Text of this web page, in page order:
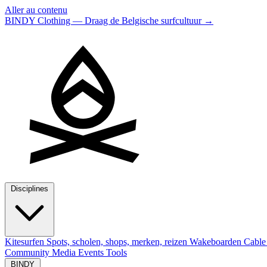
Aller au contenu
BINDY Clothing — Draag de Belgische surfcultuur →
Kitesurfen Spots, scholen, shops, merken, reizen Wakeboarden
Community Media Events Tools